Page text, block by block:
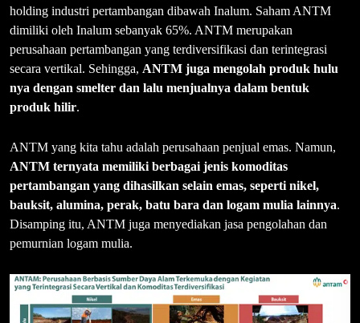
holding industri pertambangan dibawah Inalum. Saham ANTM
dimiliki oleh Inalum sebanyak 65%. ANTM merupakan
perusahaan pertambangan yang terdiversifikasi dan terintegrasi
secara vertikal. Sehingga, ANTM juga mengolah produk hulu
nya dengan smelter dan lalu menjualnya dalam bentuk
produk hilir.
ANTM yang kita tahu adalah perusahaan penjual emas. Namun,
ANTM ternyata memiliki berbagai jenis komoditas
pertambangan yang dihasilkan selain emas, seperti nikel,
bauksit, alumina, perak, batu bara dan logam mulia lainnya.
Disamping itu, ANTM juga menyediakan jasa pengolahan dan
pemurnian logam mulia.